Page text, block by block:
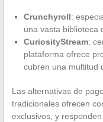
Crunchyroll:
una vasta biblioteca
CuriosityStream:
plataforma ofrece
cubren una multitud
Las alternativas de
tradicionales ofrecen
exclusivos, y